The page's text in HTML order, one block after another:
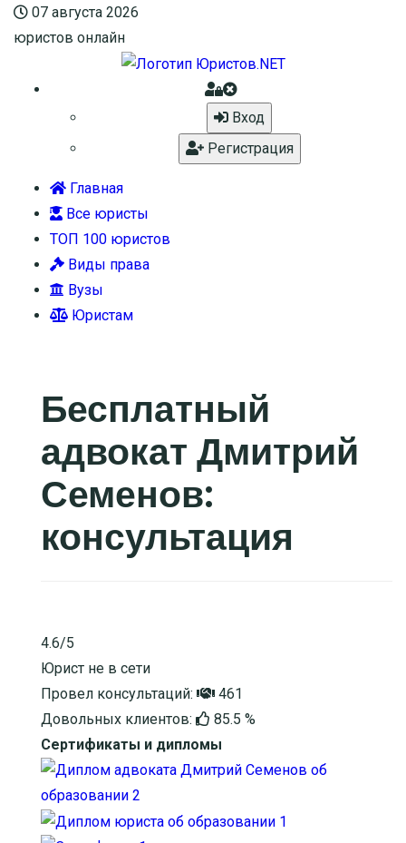
07 августа 2026
юристов онлайн
Вход
Регистрация
Главная
Все юристы
ТОП 100 юристов
Виды права
Вузы
Юристам
Бесплатный
адвокат Дмитрий
Семенов:
консультация
4.6/5
Юрист не в сети
Провел консультаций:
461
Довольных клиентов:
85.5 %
Сертификаты и дипломы